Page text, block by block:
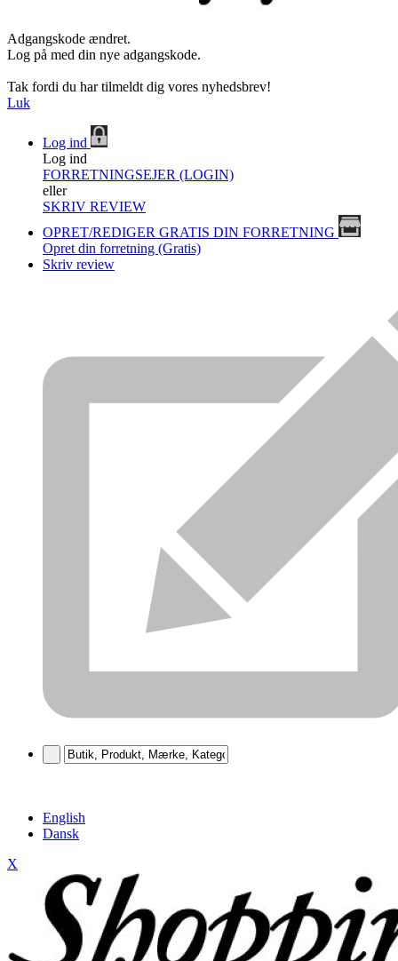
Adgangskode ændret.
Log på med din nye adgangskode.
Tak fordi du har tilmeldt dig vores nyhedsbrev!
Luk
Log ind
Log ind
FORRETNINGSEJER (LOGIN)
eller
SKRIV REVIEW
OPRET/REDIGER GRATIS DIN FORRETNING
Opret din forretning (Gratis)
Skriv review
English
Dansk
X